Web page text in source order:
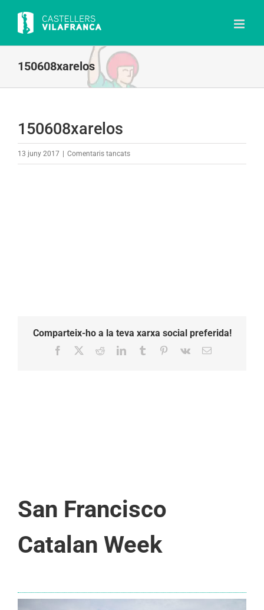
content
150608xarelos
150608xarelos
13 juny 2017 Comentaris tancatsa
Comparteix-ho a la teva xarxa social preferida!
Facebook RedditLinkedInTumblr Pinterest
Vk Email:
San Francisco
Catalan Week